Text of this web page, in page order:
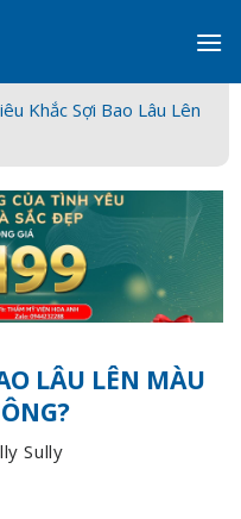
Khắc Sợi Bao Lâu Lên
LÂU LÊN MÀU
Sully